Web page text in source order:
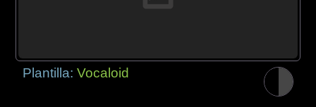
Plantilla:Vocaloid